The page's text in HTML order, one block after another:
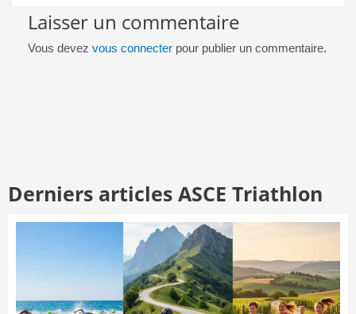
Laisser un commentaire
Vous devez vous connecterpour publier un commentaire.
Derniers articles ASCE Triathlon